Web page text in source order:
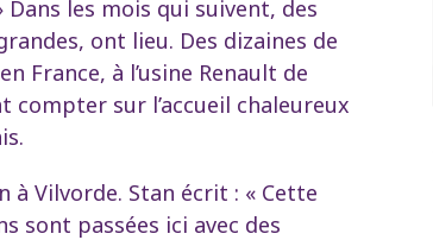
les mois qui suivent, des
ont lieu. Des dizaines de
France, à l’usine Renault de
compter sur l’accueil chaleureux
à Vilvorde. Stan écrit : « Cette
sont passées ici avec des